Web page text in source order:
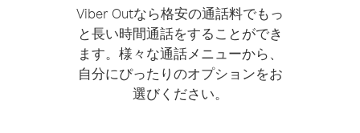
Viber Outなら格安の通話料でもっ
と長い時間通話をすることができ
ます。様々な通話メニューから、
自分にぴったりのオプションをお
選びください。